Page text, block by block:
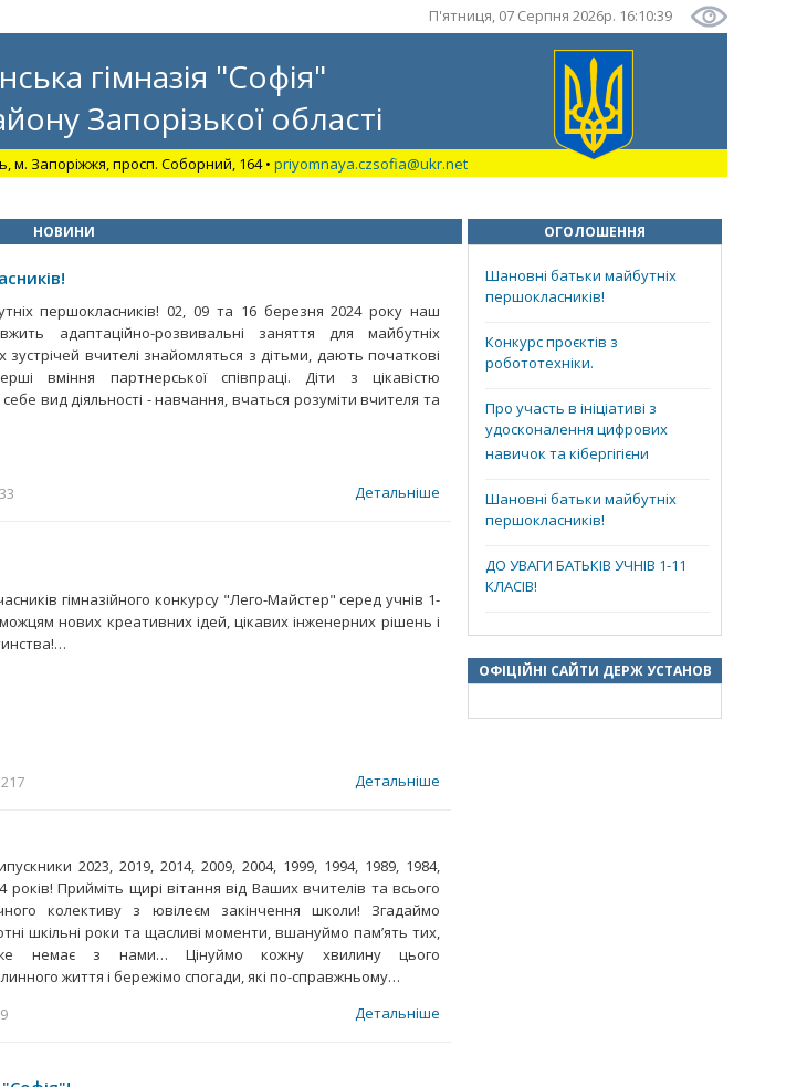
П'ятниця, 07 Серпня 2026р. 16:10:40
гімназія "Софія"
Запорізької області
м. Запоріжжя, просп. Соборний, 164 • priyomnaya.czsofia@ukr.net
НОВИНИ
першокласників! 02, 09 та 16 березня 2024 року наш
адаптаційно-розвивальні заняття для майбутніх
зустрічей вчителі знайомляться з дітьми, дають початкові
вміння партнерської співпраці. Діти з цікавістю
вид діяльності - навчання, вчаться розуміти вчителя та
Детальніше
гімназійного конкурсу "Лего-Майстер" серед учнів 1-
нових креативних ідей, цікавих інженерних рішень і
Детальніше
2023, 2019, 2014, 2009, 2004, 1999, 1994, 1989, 1984,
років! Прийміть щирі вітання від Ваших вчителів та всього
колективу з ювілеєм закінчення школи! Згадаймо
шкільні роки та щасливі моменти, вшануймо пам’ять тих,
немає з нами… Цінуймо кожну хвилину цього
життя і бережімо спогади, які по-справжньому…
Детальніше
ОГОЛОШЕННЯ
Шановні батьки майбутніх
першокласників!
Конкурс проєктів з
робототехніки.
Про участь в ініціативі з
удосконалення цифрових
навичок та кібергігієни
Шановні батьки майбутніх
першокласників!
ДО УВАГИ БАТЬКІВ УЧНІВ 1-11
КЛАСІВ!
ОФІЦІЙНІ САЙТИ ДЕРЖ УСТАНОВ